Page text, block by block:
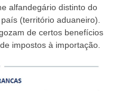
alfandegário distinto do
(território aduaneiro).
de certos benefícios
impostos à importação.